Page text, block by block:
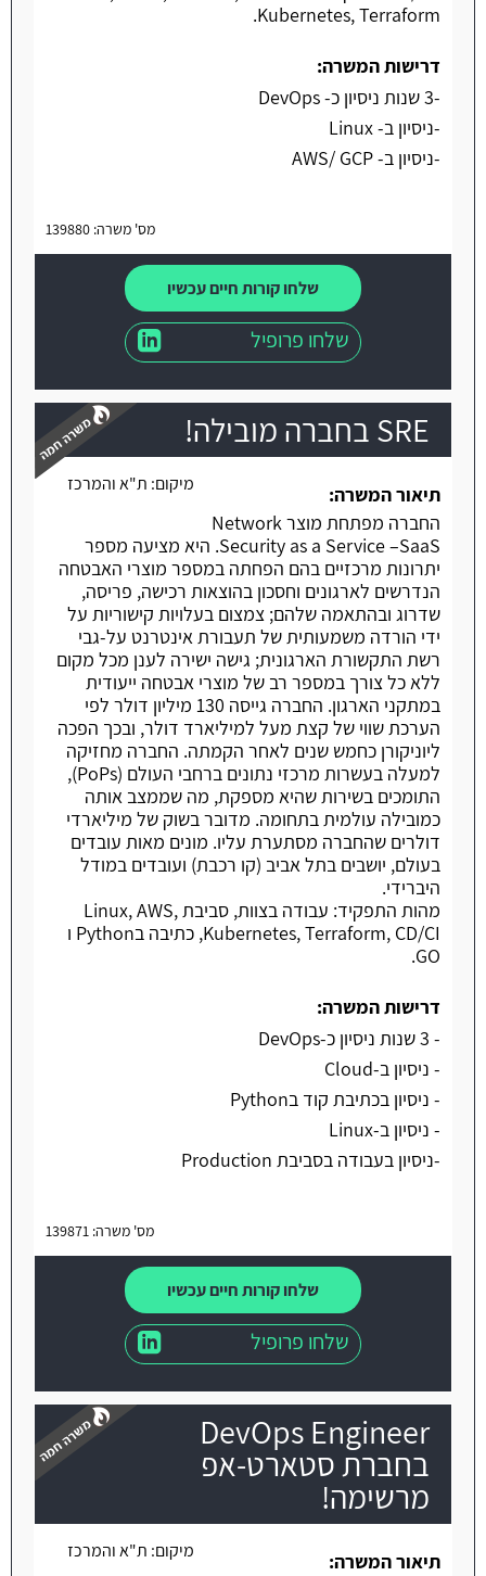
Kubernetes, Terraform.
דרישות המשרה:
-3 שנות ניסיון כ- DevOps
-ניסיון ב- Linux
-ניסיון ב- AWS/ GCP
מס' משרה: 139880
שלחו קורות חיים עכשיו
שלחו פרופיל
SRE בחברה מובילה!
מיקום: ת"א והמרכז
תיאור המשרה:
החברה מפתחת מוצר Network
Security as a Service –SaaS. היא מציעה מספר
יתרונות מרכזיים בהם הפחתה במספר מוצרי האבטחה
הנדרשים לארגונים וחסכון בהוצאות רכישה, פריסה,
שדרוג ובהתאמה שלהם; צמצום בעלויות קישוריות על
ידי הורדה משמעותית של תעבורת אינטרנט על-גבי
רשת התקשורת הארגונית; גישה ישירה לענן מכל מקום
ללא כל צורך במספר רב של מוצרי אבטחה ייעודית
במתקני הארגון. החברה גייסה 130 מיליון דולר לפי
הערכת שווי של קצת מעל למיליארד דולר, ובכך הפכה
ליוניקורן כחמש שנים לאחר הקמתה. החברה מחזיקה
למעלה בעשרות מרכזי נתונים ברחבי העולם (PoPs),
התומכים בשירות שהיא מספקת, מה שממצב אותה
כמובילה עולמית בתחומה. מדובר בשוק של מיליארדי
דולרים שהחברה מסתערת עליו. מונים מאות עובדים
בעולם, יושבים בתל אביב (קו רכבת) ועובדים במודל
היברידי.
מהות התפקיד: עבודה בצוות, סביבת Linux, AWS,
Kubernetes, Terraform, CD/CI, כתיבה בPython ו
GO.
דרישות המשרה:
- 3 שנות ניסיון כ-DevOps
- ניסיון ב-Cloud
- ניסיון בכתיבת קוד בPython
- ניסיון ב-Linux
-ניסיון בעבודה בסביבת Production
מס' משרה: 139871
שלחו קורות חיים עכשיו
שלחו פרופיל
DevOps Engineer
בחברת סטארט-אפ
מרשימה!
משרה חמה
מיקום: ת"א והמרכז
תיאור המשרה: